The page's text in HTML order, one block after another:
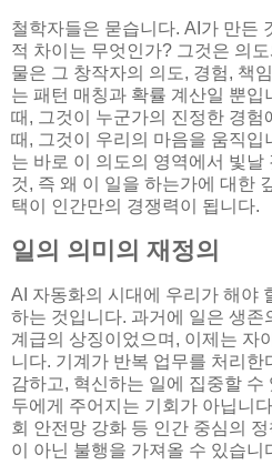
철학자들은 묻습니다. AI가 만든
적 차이는 무엇인가? 그것은 의
물은 그 창작자의 의도, 경험, 책
는 패턴 매칭과 확률 계산일 뿐
때, 그것이 누군가의 진정한 경
때, 그것이 우리의 마음을 움직입
는 바로 이 의도의 영역에서 빛날
것, 즉 왜 이 일을 하는가에 대한
택이 인간만의 경쟁력이 됩니다.
일의 의미의 재정의
AI 자동화의 시대에 우리가 해야
하는 것입니다. 과거에 일은 생존
계급의 상징이었으며, 이제는 자
니다. 기계가 반복 업무를 처리한
감하고, 혁신하는 일에 집중할 수
두에게 주어지는 기회가 아닙니
회 안전망 강화 등 인간 중심의
이 아닌 불행을 가져올 수 있습니